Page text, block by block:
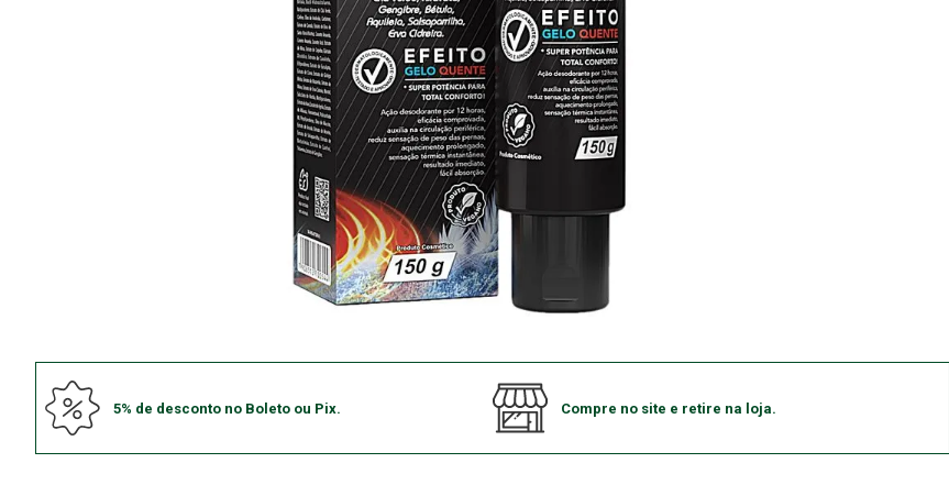
5% de desconto no Boleto ou Pix. Compre no site e retire na loja.